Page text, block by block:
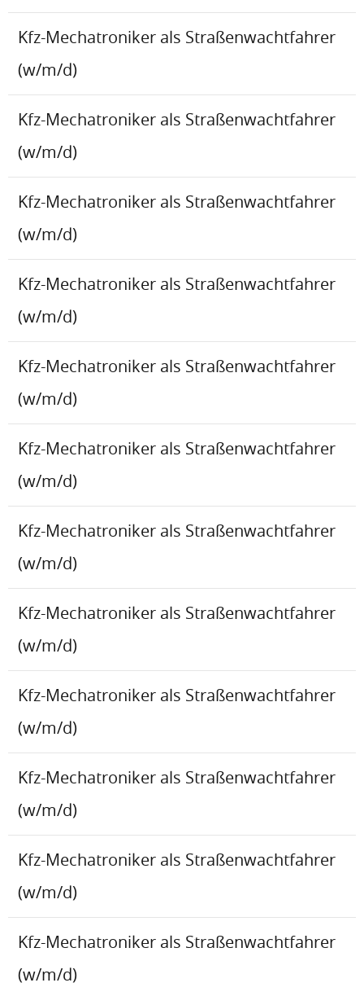
Kfz-Mechatroniker als Straßenwachtfahrer
(w/m/d)
Kfz-Mechatroniker als Straßenwachtfahrer
(w/m/d)
Kfz-Mechatroniker als Straßenwachtfahrer
(w/m/d)
Kfz-Mechatroniker als Straßenwachtfahrer
(w/m/d)
Kfz-Mechatroniker als Straßenwachtfahrer
(w/m/d)
Kfz-Mechatroniker als Straßenwachtfahrer
(w/m/d)
Kfz-Mechatroniker als Straßenwachtfahrer
(w/m/d)
Kfz-Mechatroniker als Straßenwachtfahrer
(w/m/d)
Kfz-Mechatroniker als Straßenwachtfahrer
(w/m/d)
Kfz-Mechatroniker als Straßenwachtfahrer
(w/m/d)
Kfz-Mechatroniker als Straßenwachtfahrer
(w/m/d)
Kfz-Mechatroniker als Straßenwachtfahrer
(w/m/d)